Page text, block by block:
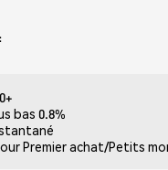
bas 0.8%
Premier achat/Petits